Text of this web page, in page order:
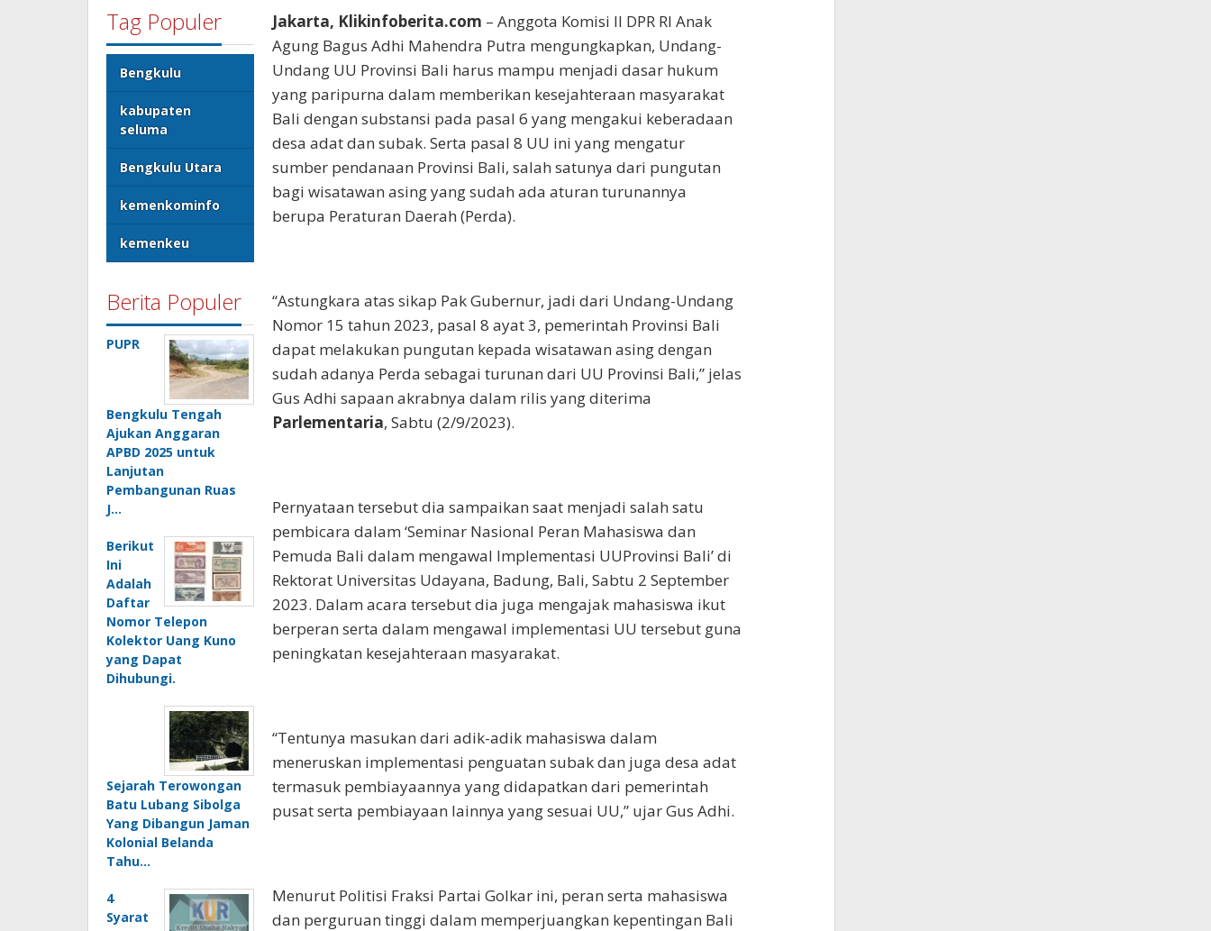
Tag Populer
Bengkulu
kabupaten
seluma
Bengkulu Utara
kemenkominfo
kemenkeu
Berita Populer
PUPR
Bengkulu Tengah
Ajukan Anggaran
APBD 2025 untuk
Lanjutan
Pembangunan Ruas
J…
Berikut
Ini
Adalah
Daftar
Nomor Telepon
Kolektor Uang Kuno
yang Dapat
Dihubungi.
Sejarah Terowongan
Batu Lubang Sibolga
Yang Dibangun Jaman
Kolonial Belanda
Tahu…
4
Syarat
Jakarta, Klikinfoberita.com – Anggota Komisi II DPR RI Anak
Agung Bagus Adhi Mahendra Putra mengungkapkan, Undang-
Undang UU Provinsi Bali harus mampu menjadi dasar hukum
yang paripurna dalam memberikan kesejahteraan masyarakat
Bali dengan substansi pada pasal 6 yang mengakui keberadaan
desa adat dan subak. Serta pasal 8 UU ini yang mengatur
sumber pendanaan Provinsi Bali, salah satunya dari pungutan
bagi wisatawan asing yang sudah ada aturan turunannya
berupa Peraturan Daerah (Perda).
“Astungkara atas sikap Pak Gubernur, jadi dari Undang-Undang
Nomor 15 tahun 2023, pasal 8 ayat 3, pemerintah Provinsi Bali
dapat melakukan pungutan kepada wisatawan asing dengan
sudah adanya Perda sebagai turunan dari UU Provinsi Bali,” jelas
Gus Adhi sapaan akrabnya dalam rilis yang diterima
Parlementaria, Sabtu (2/9/2023).
Pernyataan tersebut dia sampaikan saat menjadi salah satu
pembicara dalam ‘Seminar Nasional Peran Mahasiswa dan
Pemuda Bali dalam mengawal Implementasi UUProvinsi Bali’ di
Rektorat Universitas Udayana, Badung, Bali, Sabtu 2 September
2023. Dalam acara tersebut dia juga mengajak mahasiswa ikut
berperan serta dalam mengawal implementasi UU tersebut guna
peningkatan kesejahteraan masyarakat.
“Tentunya masukan dari adik-adik mahasiswa dalam
meneruskan implementasi penguatan subak dan juga desa adat
termasuk pembiayaannya yang didapatkan dari pemerintah
pusat serta pembiayaan lainnya yang sesuai UU,” ujar Gus Adhi.
Menurut Politisi Fraksi Partai Golkar ini, peran serta mahasiswa
dan perguruan tinggi dalam memperjuangkan kepentingan Bali